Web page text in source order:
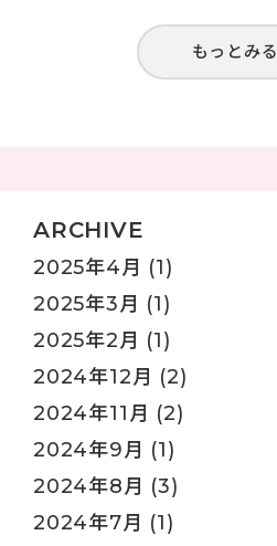
もっとみる
ARCHIVE
2025年4月 (1)
2025年3月 (1)
2025年2月 (1)
2024年12月 (2)
2024年11月 (2)
2024年9月 (1)
2024年8月 (3)
2024年7月 (1)